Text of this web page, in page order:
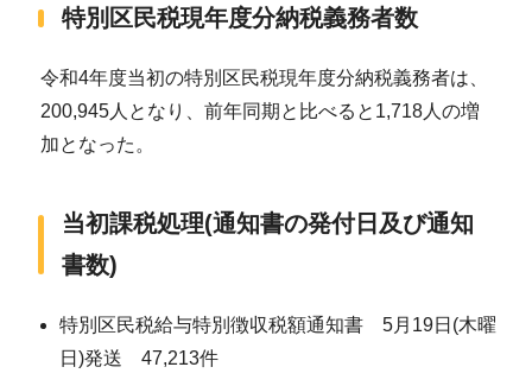
特別区民税現年度分納税義務者数
令和4年度当初の特別区民税現年度分納税義務者は、
200,945人となり、前年同期と比べると1,718人の増
加となった。
当初課税処理(通知書の発付日及び通知
書数)
特別区民税給与特別徴収税額通知書 5月19日(木曜
日)発送 47,213件